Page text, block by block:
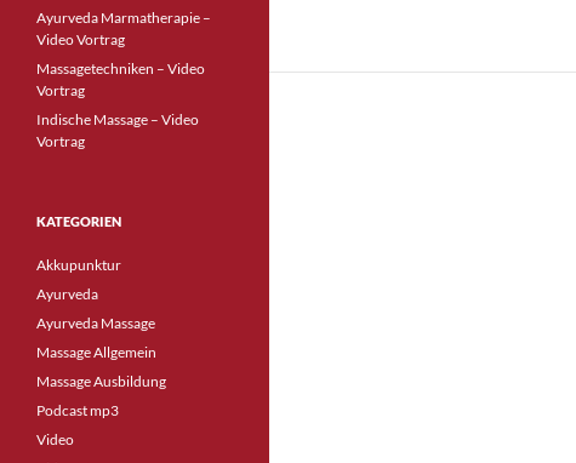
Ayurveda Marmatherapie –
Video Vortrag
Massagetechniken – Video
Vortrag
Indische Massage – Video
Vortrag
KATEGORIEN
Akkupunktur
Ayurveda
Ayurveda Massage
Massage Allgemein
Massage Ausbildung
Podcast mp3
Video